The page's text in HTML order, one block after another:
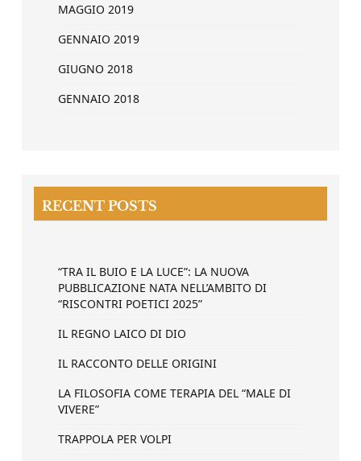
MAGGIO 2019
GENNAIO 2019
GIUGNO 2018
GENNAIO 2018
RECENT POSTS
“TRA IL BUIO E LA LUCE”: LA NUOVA
PUBBLICAZIONE NATA NELL’AMBITO DI
“RISCONTRI POETICI 2025”
IL REGNO LAICO DI DIO
IL RACCONTO DELLE ORIGINI
LA FILOSOFIA COME TERAPIA DEL “MALE DI
VIVERE”
TRAPPOLA PER VOLPI